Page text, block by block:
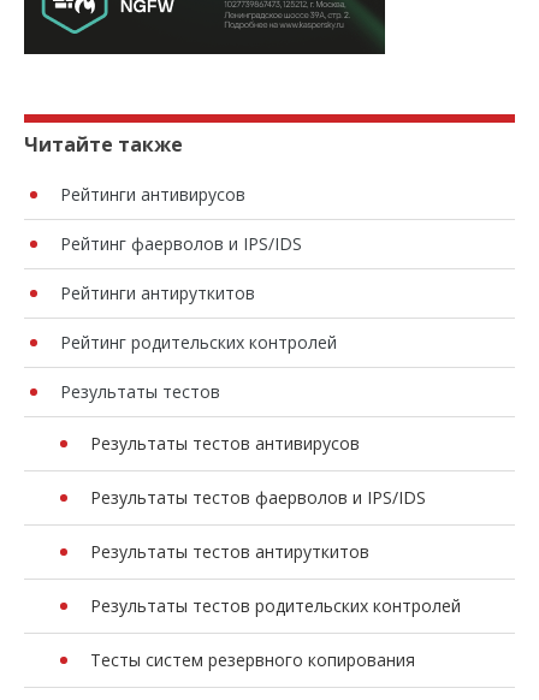
Читайте также
Рейтинги антивирусов
Рейтинг фаерволов и IPS/IDS
Рейтинги антируткитов
Рейтинг родительских контролей
Результаты тестов
Результаты тестов антивирусов
Результаты тестов фаерволов и IPS/IDS
Результаты тестов антируткитов
Результаты тестов родительских контролей
Тесты систем резервного копирования